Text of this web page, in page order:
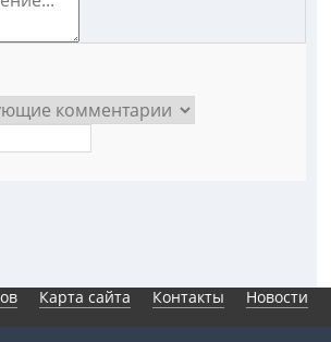
Карта сайта Контакты Новости